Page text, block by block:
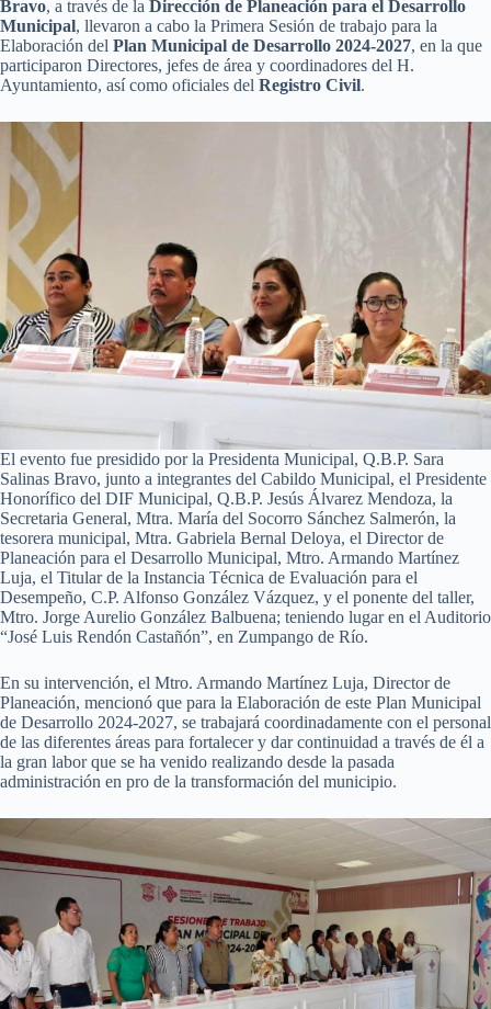
Bravo, a través de la Dirección de Planeación para el Desarrollo
Municipal, llevaron a cabo la Primera Sesión de trabajo para la
Elaboración del Plan Municipal de Desarrollo 2024-2027, en la que
participaron Directores, jefes de área y coordinadores del H.
Ayuntamiento, así como oficiales del Registro Civil.
El evento fue presidido por la Presidenta Municipal, Q.B.P. Sara
Salinas Bravo, junto a integrantes del Cabildo Municipal, el Presidente
Honorífico del DIF Municipal, Q.B.P. Jesús Álvarez Mendoza, la
Secretaria General, Mtra. María del Socorro Sánchez Salmerón, la
tesorera municipal, Mtra. Gabriela Bernal Deloya, el Director de
Planeación para el Desarrollo Municipal, Mtro. Armando Martínez
Luja, el Titular de la Instancia Técnica de Evaluación para el
Desempeño, C.P. Alfonso González Vázquez, y el ponente del taller,
Mtro. Jorge Aurelio González Balbuena; teniendo lugar en el Auditorio
“José Luis Rendón Castañón”, en Zumpango de Río.
En su intervención, el Mtro. Armando Martínez Luja, Director de
Planeación, mencionó que para la Elaboración de este Plan Municipal
de Desarrollo 2024-2027, se trabajará coordinadamente con el personal
de las diferentes áreas para fortalecer y dar continuidad a través de él a
la gran labor que se ha venido realizando desde la pasada
administración en pro de la transformación del municipio.